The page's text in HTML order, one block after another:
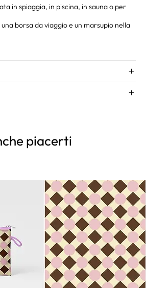
in spiaggia, in piscina, in sauna o per
borsa da viaggio e un marsupio nella
piacerti